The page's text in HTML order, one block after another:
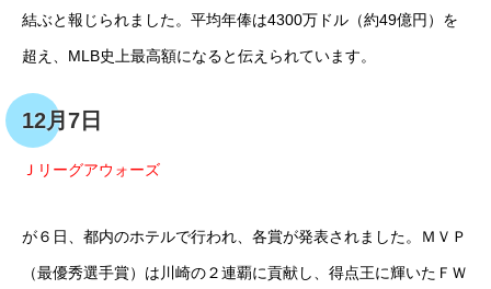
結ぶと報じられました。平均年俸は4300万ドル（約49億円）を
超え、MLB史上最高額になると伝えられています。
12月7日
Ｊリーグアウォーズ
が６日、都内のホテルで行われ、各賞が発表されました。ＭＶＰ
（最優秀選手賞）は川崎の２連覇に貢献し、得点王に輝いたＦＷ